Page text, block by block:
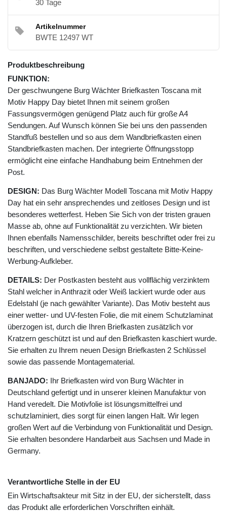
30 Tage
Artikelnummer
BWTE 12497 WT
Produktbeschreibung
FUNKTION:
Der geschwungene Burg Wächter Briefkasten Toscana mit
Motiv Happy Day bietet Ihnen mit seinem großen
Fassungsvermögen genügend Platz auch für große A4
Sendungen. Auf Wunsch können Sie bei uns den passenden
Standfuß bestellen und so aus dem Wandbriefkasten einen
Standbriefkasten machen. Der integrierte Öffnungsstopp
ermöglicht eine einfache Handhabung beim Entnehmen der
Post.
DESIGN: Das Burg Wächter Modell Toscana mit Motiv Happy
Day hat ein sehr ansprechendes und zeitloses Design und ist
besonderes wetterfest. Heben Sie Sich von der tristen grauen
Masse ab, ohne auf Funktionalität zu verzichten. Wir bieten
Ihnen ebenfalls Namensschilder, bereits beschriftet oder frei zu
beschriften, und verschiedene selbst gestaltete Bitte-Keine-
Werbung-Aufkleber.
DETAILS: Der Postkasten besteht aus vollflächig verzinktem
Stahl welcher in Anthrazit oder Weiß lackiert wurde oder aus
Edelstahl (je nach gewählter Variante). Das Motiv besteht aus
einer wetter- und UV-festen Folie, die mit einem Schutzlaminat
überzogen ist, durch die Ihren Briefkasten zusätzlich vor
Kratzern geschützt ist und auf den Briefkasten kaschiert wurde.
Sie erhalten zu Ihrem neuen Design Briefkasten 2 Schlüssel
sowie das passende Montagematerial.
BANJADO: Ihr Briefkasten wird von Burg Wächter in
Deutschland gefertigt und in unserer kleinen Manufaktur von
Hand veredelt. Die Motivfolie ist lösungsmittelfrei und
schutzlaminiert, dies sorgt für einen langen Halt. Wir legen
großen Wert auf die Verbindung von Funktionalität und Design.
Sie erhalten besondere Handarbeit aus Sachsen und Made in
Germany.
Verantwortliche Stelle in der EU
Ein Wirtschaftsakteur mit Sitz in der EU, der sicherstellt, dass
das Produkt alle erforderlichen Vorschriften einhält.